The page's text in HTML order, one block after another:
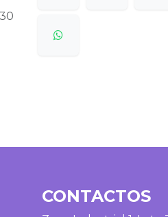
CONTACTOS